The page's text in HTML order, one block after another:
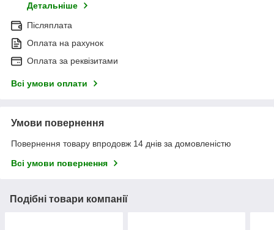
Детальніше
Післяплата
Оплата на рахунок
Оплата за реквізитами
Всі умови оплати
Умови повернення
Повернення товару впродовж 14 днів за домовленістю
Всі умови повернення
Подібні товари компанії